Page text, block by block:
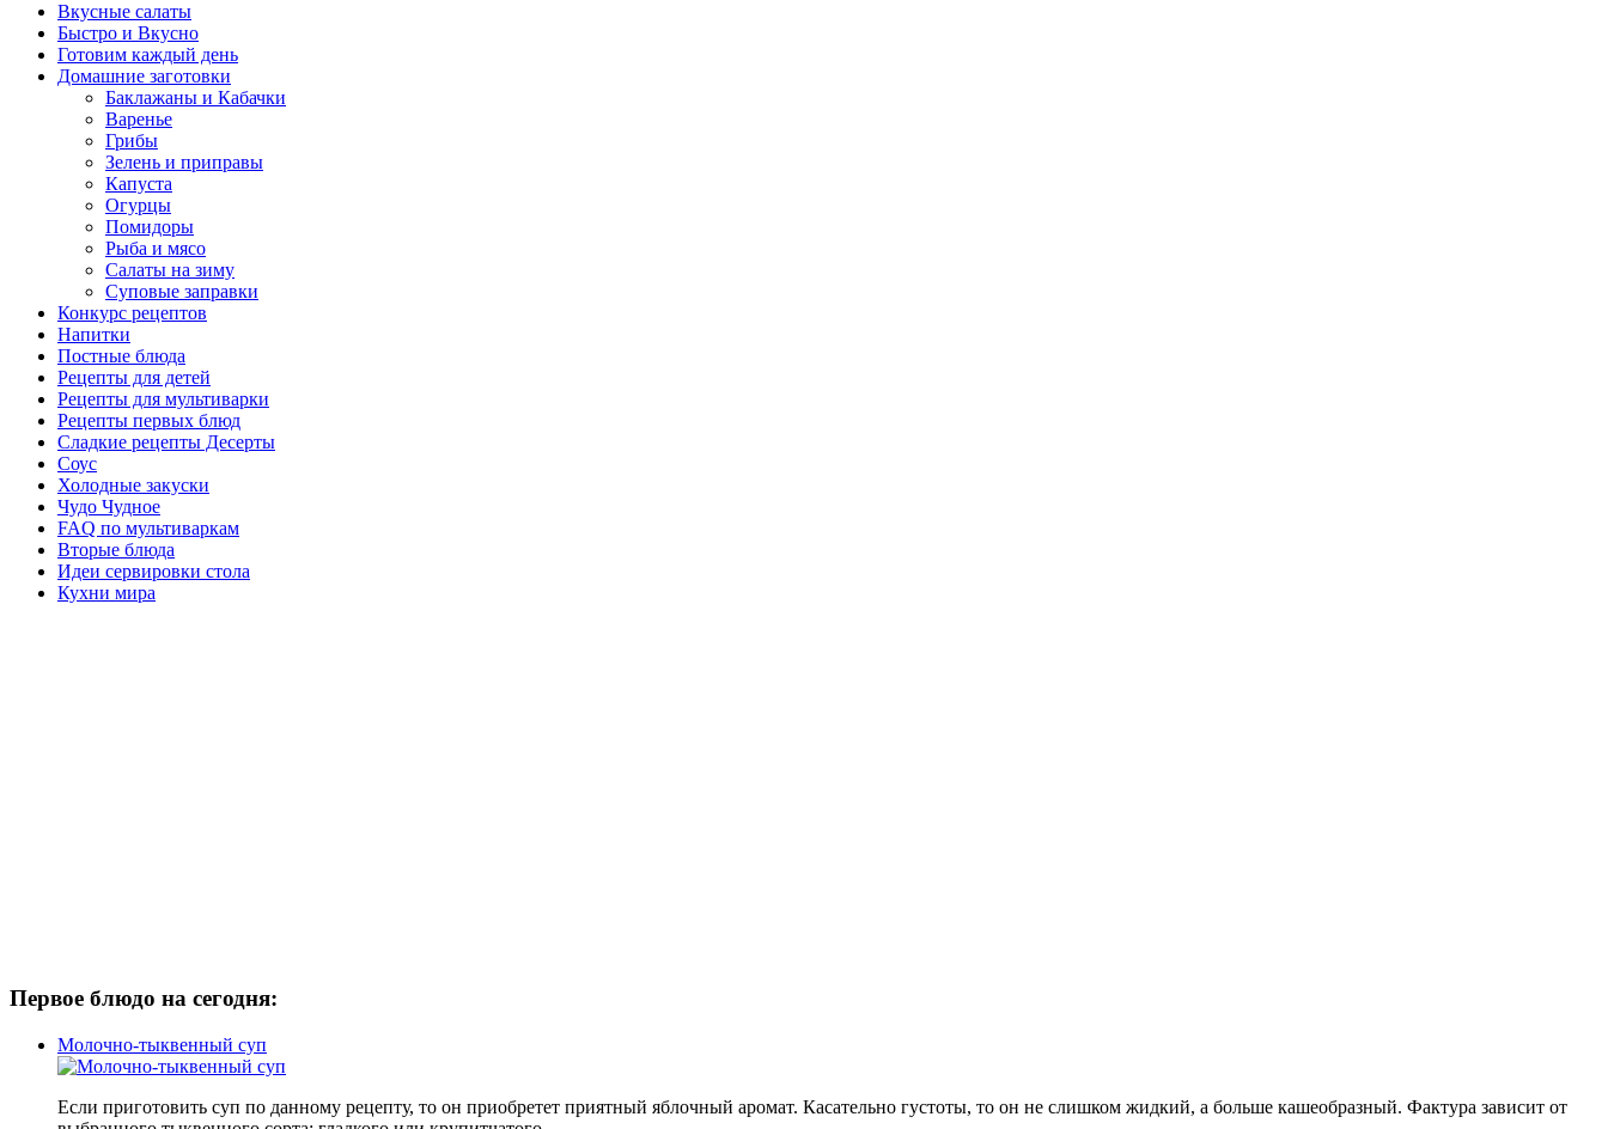
Вкусные салаты
Быстро и Вкусно
Готовим каждый день
Домашние заготовки
Баклажаны и Кабачки
Варенье
Грибы
Зелень и приправы
Капуста
Огурцы
Помидоры
Рыба и мясо
Салаты на зиму
Суповые заправки
Конкурс рецептов
Напитки
Постные блюда
Рецепты для детей
Рецепты для мультиварки
Рецепты первых блюд
Сладкие рецепты Десерты
Соус
Холодные закуски
Чудо Чудное
FAQ по мультиваркам
Вторые блюда
Идеи сервировки стола
Кухни мира
Первое блюдо на сегодня:
Молочно-тыквенный суп
Если приготовить суп по данному рецепту, то он приобретет приятный яблочный аромат. Касательно густоты, то он не слишком жидкий, а больше кашеобразный. Фактура зависит от